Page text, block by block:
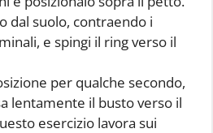
dal suolo, contraendo i
e spingi il ring verso il
per qualche secondo,
lentamente il busto verso il
esercizio lavora sui